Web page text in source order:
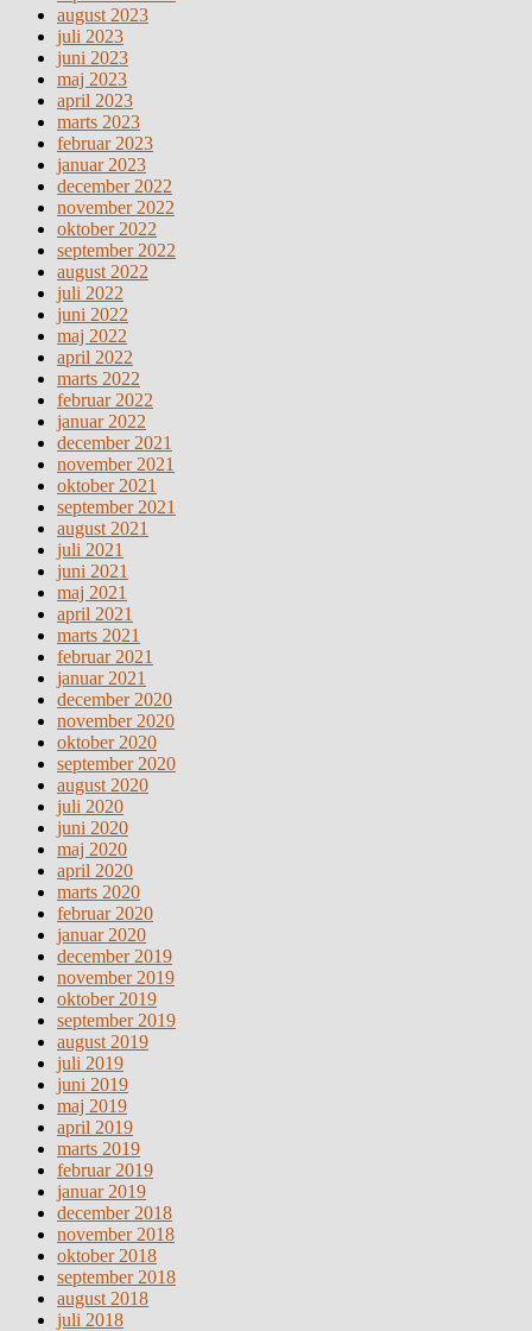
august 2023
juli 2023
juni 2023
maj 2023
april 2023
marts 2023
februar 2023
januar 2023
december 2022
november 2022
oktober 2022
september 2022
august 2022
juli 2022
juni 2022
maj 2022
april 2022
marts 2022
februar 2022
januar 2022
december 2021
november 2021
oktober 2021
september 2021
august 2021
juli 2021
juni 2021
maj 2021
april 2021
marts 2021
februar 2021
januar 2021
december 2020
november 2020
oktober 2020
september 2020
august 2020
juli 2020
juni 2020
maj 2020
april 2020
marts 2020
februar 2020
januar 2020
december 2019
november 2019
oktober 2019
september 2019
august 2019
juli 2019
juni 2019
maj 2019
april 2019
marts 2019
februar 2019
januar 2019
december 2018
november 2018
oktober 2018
september 2018
august 2018
juli 2018